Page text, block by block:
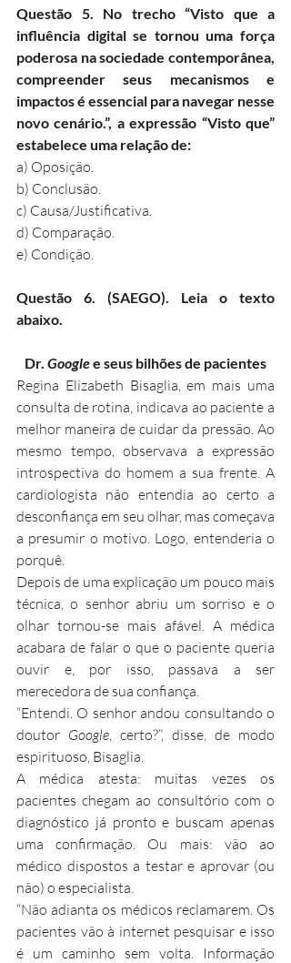
Questão 5. No trecho “Visto que a
influência digital se tornou uma força
poderosa na sociedade contemporânea,
compreender seus mecanismos e
impactos é essencial para navegar nesse
novo cenário.”, a expressão “Visto que”
estabelece uma relação de:
a) Oposição.
b) Conclusão.
c) Causa/Justificativa.
d) Comparação.
e) Condição.
Questão 6. (SAEGO). Leia o texto
abaixo.
Dr. Google e seus bilhões de pacientes
Regina Elizabeth Bisaglia, em mais uma
consulta de rotina, indicava ao paciente a
melhor maneira de cuidar da pressão. Ao
mesmo tempo, observava a expressão
introspectiva do homem a sua frente. A
cardiologista não entendia ao certo a
desconfiança em seu olhar, mas começava
a presumir o motivo. Logo, entenderia o
porquê.
Depois de uma explicação um pouco mais
técnica, o senhor abriu um sorriso e o
olhar tornou-se mais afável. A médica
acabara de falar o que o paciente queria
ouvir e, por isso, passava a ser
merecedora de sua confiança.
“Entendi. O senhor andou consultando o
doutor Google , certo?”, disse, de modo
espirituoso, Bisaglia.
A médica atesta: muitas vezes os
pacientes chegam ao consultório com o
diagnóstico já pronto e buscam apenas
uma confirmação. Ou mais: vão ao
médico dispostos a testar e aprovar (ou
não) o especialista.
“Não adianta os médicos reclamarem. Os
pacientes vão à internet pesquisar e isso
é um caminho sem volta. Informação